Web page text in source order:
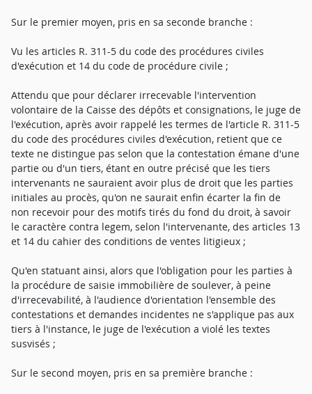
Sur le premier moyen, pris en sa seconde branche :
Vu les articles R. 311-5 du code des procédures civiles
d'exécution et 14 du code de procédure civile ;
Attendu que pour déclarer irrecevable l'intervention
volontaire de la Caisse des dépôts et consignations, le juge de
l'exécution, après avoir rappelé les termes de l'article R. 311-5
du code des procédures civiles d'exécution, retient que ce
texte ne distingue pas selon que la contestation émane d'une
partie ou d'un tiers, étant en outre précisé que les tiers
intervenants ne sauraient avoir plus de droit que les parties
initiales au procès, qu'on ne saurait enfin écarter la fin de
non recevoir pour des motifs tirés du fond du droit, à savoir
le caractère contra legem, selon l'intervenante, des articles 13
et 14 du cahier des conditions de ventes litigieux ;
Qu'en statuant ainsi, alors que l'obligation pour les parties à
la procédure de saisie immobilière de soulever, à peine
d'irrecevabilité, à l'audience d'orientation l'ensemble des
contestations et demandes incidentes ne s'applique pas aux
tiers à l'instance, le juge de l'exécution a violé les textes
susvisés ;
Sur le second moyen, pris en sa première branche :